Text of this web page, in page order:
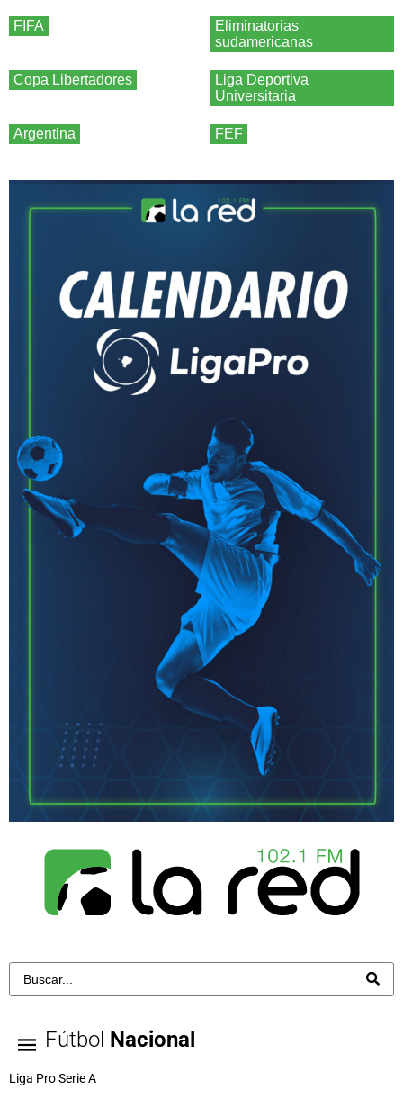
FIFA
Eliminatorias
sudamericanas
Copa Libertadores
Liga Deportiva
Universitaria
Argentina FEF
Fútbol Nacional
Liga Pro Serie A